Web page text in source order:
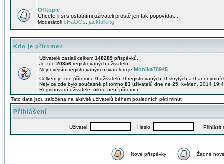
Offtopic
Chcete-li si s ostatními uživateli prostě jen tak popovídat...
Moderátoři cHaOOs jacktalking
Kdo je přítomen
Uživatelé zaslali celkem 148289 příspěvků.
Je zde 20356 registrovaných uživatelů.
Nejnovějším registrovaným uživatelem je Monika78945
Celkem je zde přítomno 0 uživatelů: 0 registrovaných, 0 skrytých a 0
Nejvíce zde bylo současně přítomno 83 uživatelů dne ne 25. květen, 2014
Registrovaní uživatelé: nikdo není přítomen
Tato data jsou založena na aktivitě uživatelů během posledních pěti minut
Přihlášení
Uživatel: Heslo: Přihlásit
Nové příspěvky Žádné